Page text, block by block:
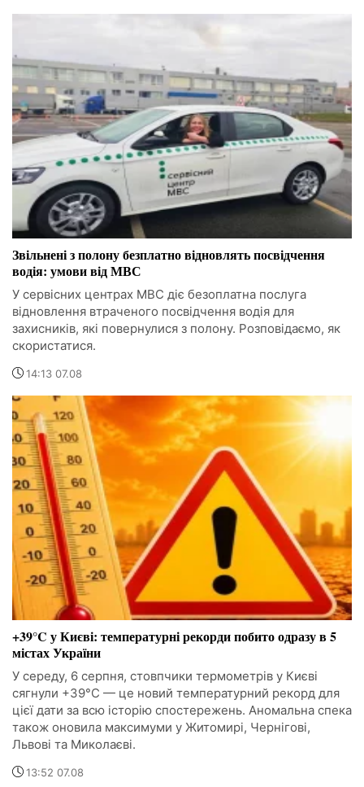
Звільнені з полону безплатно відновлять посвідчення
водія: умови від МВС
У сервісних центрах МВС діє безоплатна послуга
відновлення втраченого посвідчення водія для
захисників, які повернулися з полону. Розповідаємо, як
скористатися.
14:13 07.08
+39°C у Києві: температурні рекорди побито одразу в 5
містах України
У середу, 6 серпня, стовпчики термометрів у Києві
сягнули +39°C — це новий температурний рекорд для
цієї дати за всю історію спостережень. Аномальна спека
також оновила максимуми у Житомирі, Чернігові,
Львові та Миколаєві.
13:52 07.08